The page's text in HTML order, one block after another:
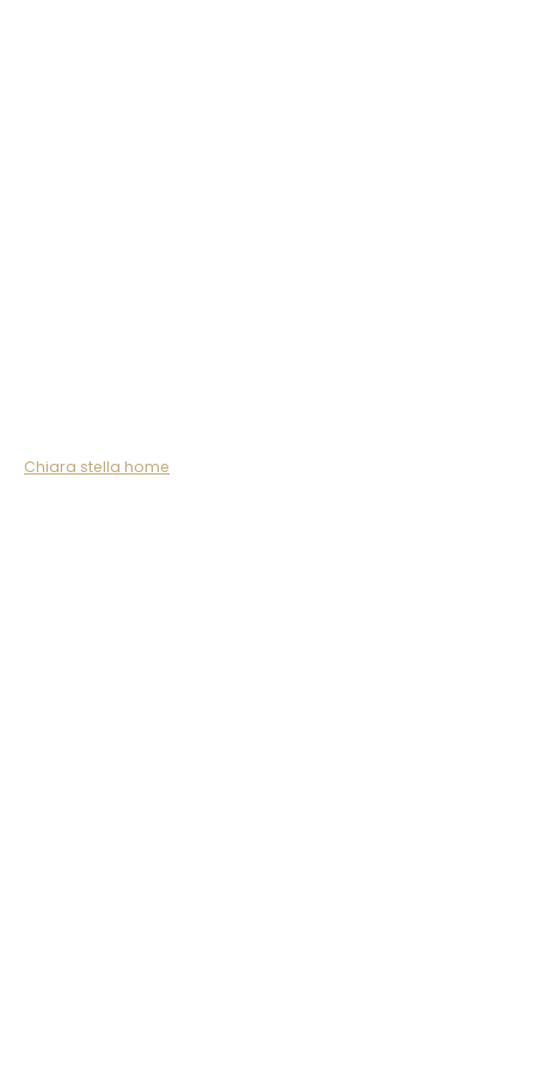
Chiara stella home